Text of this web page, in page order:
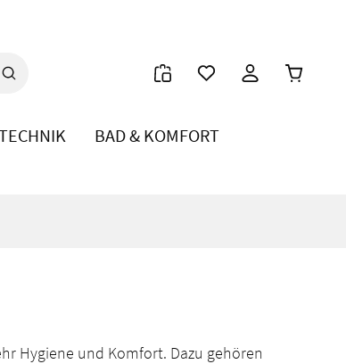
BAD & KOMFORT
Hygiene und Komfort. Dazu gehören